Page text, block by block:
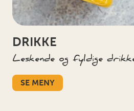
DRIKKE
Leskende og fyldige
SE MENY